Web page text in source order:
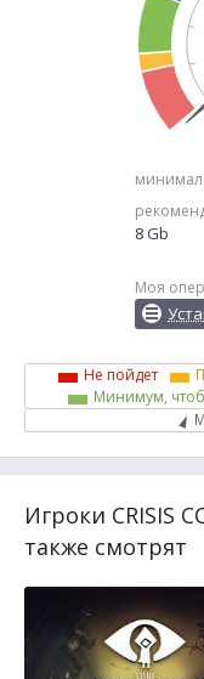
8 Gb
Моя
Не пойдет
Минимум,
Игроки CRISIS
также смотрят